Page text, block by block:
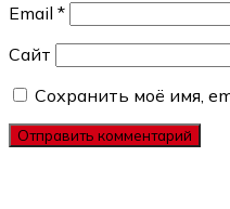
Email *
Сайт
Сохранить моё имя,